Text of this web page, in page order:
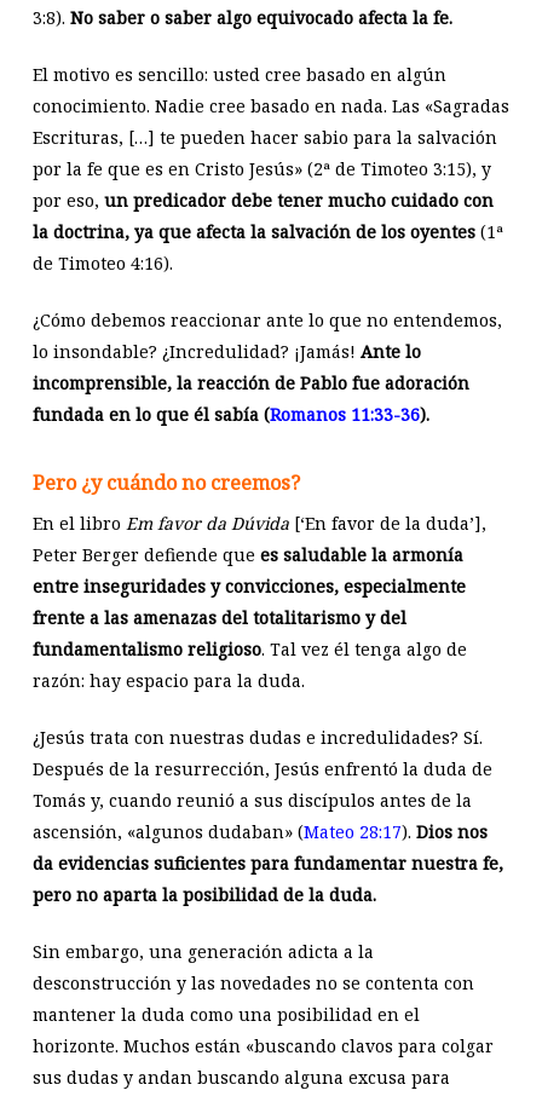
3:8). No saber o saber algo equivocado afecta la fe.
El motivo es sencillo: usted cree basado en algún
conocimiento. Nadie cree basado en nada. Las «Sagradas
Escrituras, […] te pueden hacer sabio para la salvación
por la fe que es en Cristo Jesús» (2ª de Timoteo 3:15), y
por eso, un predicador debe tener mucho cuidado con
la doctrina, ya que afecta la salvación de los oyentes(1ª
de Timoteo 4:16).
¿Cómo debemos reaccionar ante lo que no entendemos,
lo insondable? ¿Incredulidad? ¡Jamás! Ante lo
incomprensible, la reacción de Pablo fue adoración
fundada en lo que él sabía (Romanos 11:33-36).
Pero ¿y cuándo no creemos?
En el libro Em favor da Dúvida[‘En favor de la duda’],
Peter Berger defiende que es saludable la armonía
entre inseguridades y convicciones, especialmente
frente a las amenazas del totalitarismo y del
fundamentalismo religioso. Tal vez él tenga algo de
razón: hay espacio para la duda.
¿Jesús trata con nuestras dudas e incredulidades? Sí.
Después de la resurrección, Jesús enfrentó la duda de
Tomás y, cuando reunió a sus discípulos antes de la
ascensión, «algunos dudaban» (Mateo 28:17). Dios nos
da evidencias suficientes para fundamentar nuestra fe,
pero no aparta la posibilidad de la duda.
Sin embargo, una generación adicta a la
desconstrucción y las novedades no se contenta con
mantener la duda como una posibilidad en el
horizonte. Muchos están «buscando clavos para colgar
sus dudas y andan buscando alguna excusa para